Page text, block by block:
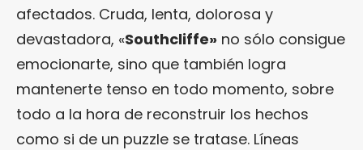
afectados. Cruda, lenta, dolorosa y
devastadora, «Southcliffe» no sólo consigue
emocionarte, sino que también logra
mantenerte tenso en todo momento, sobre
todo a la hora de reconstruir los hechos
como si de un puzzle se tratase. Líneas